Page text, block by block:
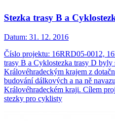
Stezka trasy B a
Datum: 31. 12. 2016
Číslo projektu: 16RRD05-0012,
trasy B a Cyklostezka trasy D byly
Královéhradeckým krajem z
budování dálkových a na ně
Královéhradeckém kraji. Cílem
stezky pro cyklisty